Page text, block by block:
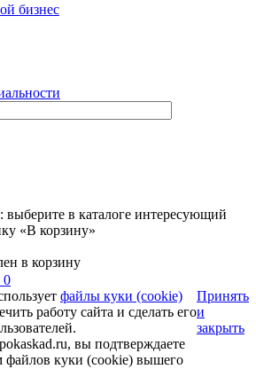
выберите в каталоге интересующий
«В корзину»
в корзину
0
файлы куки (cookie)
работу сайта и сделать его
вы подтверждаете
файлов куки (cookie) вышего
Принять
и
закрыть